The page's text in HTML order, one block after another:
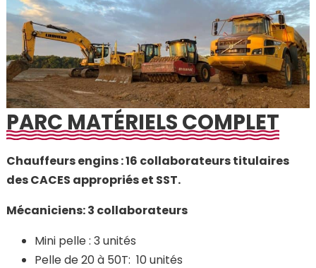
PARC MATÉRIELS COMPLET
Chauffeurs engins : 16 collaborateurs titulaires
des CACES appropriés et SST.
Mécaniciens: 3 collaborateurs
Mini pelle : 3 unités
Pelle de 20 à 50T: 10 unités